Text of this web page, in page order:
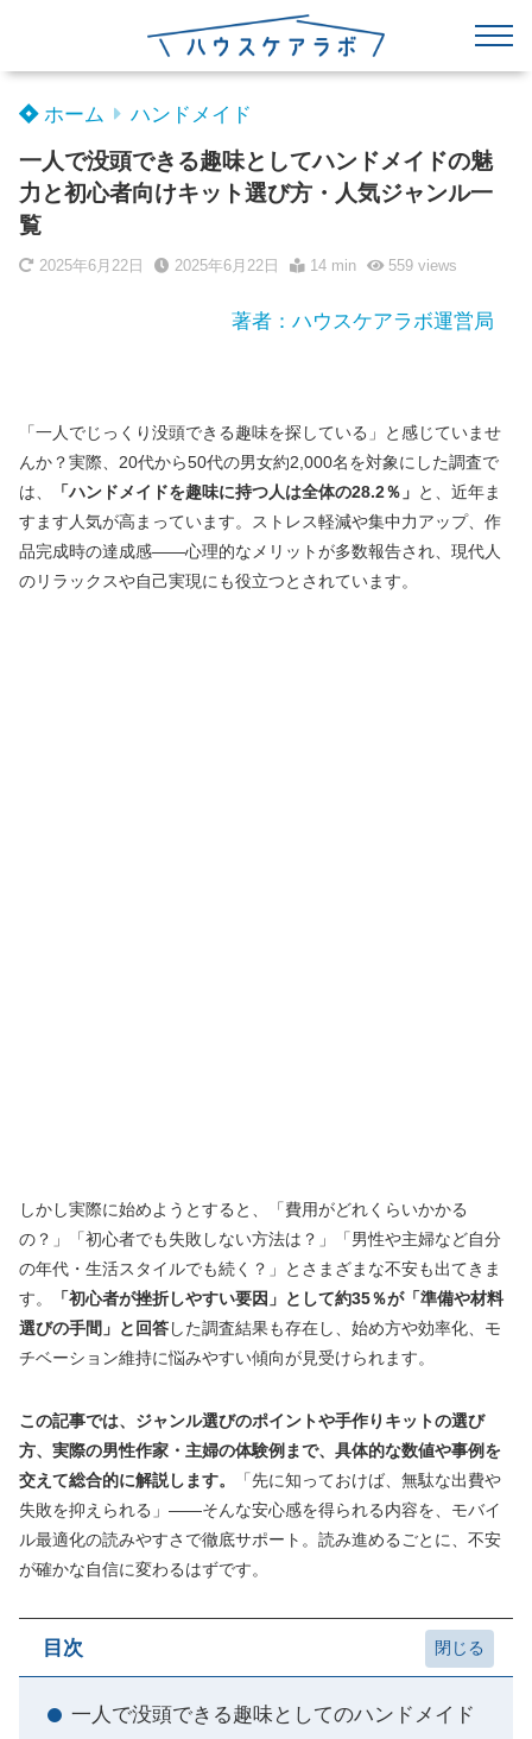
ホーム ハンドメイド
一人で没頭できる趣味としてハンドメイドの魅
力と初心者向けキット選び方・人気ジャンル一
覧
2025年6月22日 2025年6月22日 14 min 559views
著者：ハウスケアラボ運営局
「一人でじっくり没頭できる趣味を探している」と感じていませ
んか？実際、20代から50代の男女約2,000名を対象にした調査で
は、
「ハンドメイドを趣味に持つ人は全体の28.2％」 と、近年ま
すます人気が高まっています。ストレス軽減や集中力アップ、作
品完成時の達成感――心理的なメリットが多数報告され、現代人
のリラックスや自己実現にも役立つとされています。
しかし実際に始めようとすると、「費用がどれくらいかかる
の？」「初心者でも失敗しない方法は？」「男性や主婦など自分
の年代・生活スタイルでも続く？」とさまざまな不安も出てきま
す。
「初心者が挫折しやすい要因」として約35％が「準備や材料
選びの手間」と回答した調査結果も存在し、始め方や効率化、モ
チベーション維持に悩みやすい傾向が見受けられます。
この記事では、ジャンル選びのポイントや手作りキットの選び
方、実際の男性作家・主婦の体験例まで、具体的な数値や事例を
交えて総合的に解説します。
「先に知っておけば、無駄な出費や
失敗を抑えられる」――そんな安心感を得られる内容を、モバイ
ル最適化の読みやすさで徹底サポート。読み進めるごとに、不安
が確かな自信に変わるはずです。
目次
一人で没頭できる趣味としてのハンドメイド